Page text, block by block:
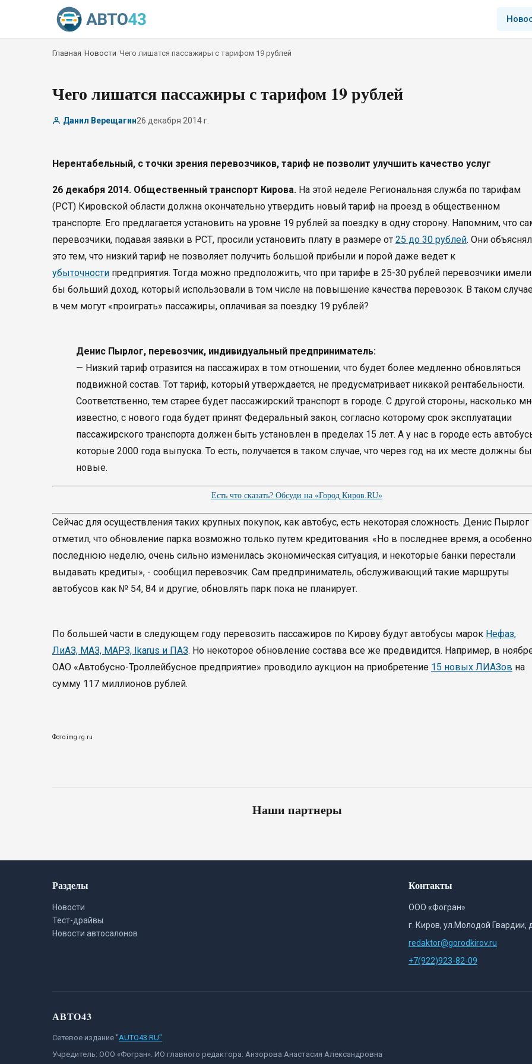
Главная Новости Чего лишатся пассажиры с тарифом 19 рублей
Чего лишатся пассажиры с тарифом 19 рублей
Данил Верещагин26 декабря 2014 г.
Нерентабельный, с точки зрения перевозчиков, тариф не позволит улучшить качество услуг
26 декабря 2014. Общественный транспорт Кирова. На этой неделе Региональная служба по тарифам
(РСТ) Кировской области должна окончательно утвердить новый тариф на проезд в общественном
транспорте. Его предлагается установить на уровне 19 рублей за поездку в одну сторону. Напомним, что
перевозчики, подавая заявки в РСТ, просили установить плату в размере от 25 до 30 рублей. Они
это тем, что низкий тариф не позволяет получить большой прибыли и порой даже ведет к
убыточности предприятия. Тогда можно предположить, что при тарифе в 25-30 рублей перевозчики имели
бы больший доход, который использовали в том числе на повышение качества перевозок. В таком
в чем могут «проиграть» пассажиры, оплачивая за поездку 19 рублей?
Денис Пырлог, перевозчик, индивидуальный предприниматель:
— Низкий тариф отразится на пассажирах в том отношении, что будет более медленно обновляться
подвижной состав. Тот тариф, который утверждается, не предусматривает никакой рентабельности.
Соответственно, тем старее будет пассажирский транспорт в городе. С другой стороны, насколько
известно, с нового года будет принят Федеральный закон, согласно которому срок эксплуатации
пассажирского транспорта должен быть установлен в пределах 15 лет. А у нас в городе есть
которые 2000 года выпуска. То есть, получается в таком случае, что через год на их месте должны
новые.
Есть что сказать? Обсуди на «Город Киров.RU»
Сейчас для осуществления таких крупных покупок, как автобус, есть некоторая сложность. Денис Пырлог
отметил, что обновление парка возможно только путем кредитования. «Но в последнее время, а особенно
последнюю неделю, очень сильно изменилась экономическая ситуация, и некоторые банки перестали
выдавать кредиты», - сообщил перевозчик. Сам предприниматель, обслуживающий такие маршруты
автобусов как № 54, 84 и другие, обновлять парк пока не планирует.
По большей части в следующем году перевозить пассажиров по Кирову будут автобусы марок Нефаз,
ЛиАЗ, МАЗ, МАРЗ, Ikarus и ПАЗ. Но некоторое обновление состава все же предвидится. Например, в
ОАО «Автобусно-Троллейбусное предприятие» проводило аукцион на приобретение 15 новых ЛИАЗов на
сумму 117 миллионов рублей.
Фото:img.rg.ru
Наши партнеры
Разделы
Новости
Тест-драйвы
Новости автосалонов
Контакты
ООО «Фогран»
г. Киров, ул.Молодой Гвардии,
redaktor@gorodkirov.ru
+7(922)923-82-09
АВТО43
Сетевое издание "AUTO43.RU"
Учредитель: ООО «Фогран». ИО главного редактора: Анзорова Анастасия Александровна